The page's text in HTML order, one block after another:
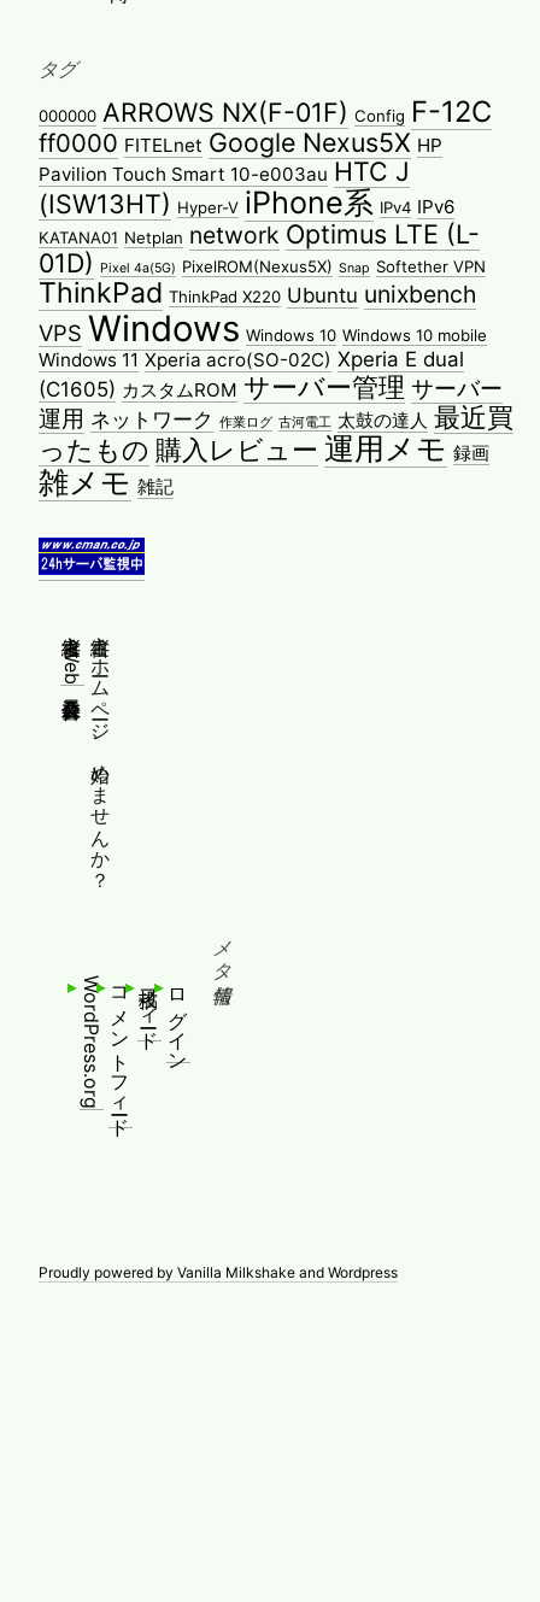
タグ
000000 ARROWS NX(F-01F) Config F-12C
ff0000 FITELnet Google Nexus5X HP
Pavilion Touch Smart 10-e003au HTC J
(ISW13HT) Hyper-V iPhone系 IPv4 IPv6
KATANA01 Netplan network Optimus LTE (L-
01D)
Pixel 4a(5G) PixelROM(Nexus5X) Snap Softether VPN
ThinkPad ThinkPad X220 Ubuntu unixbench
VPS Windows Windows 10 Windows 10 mobile
Windows 11 Xperia acro(SO-02C) Xperia E dual
(C1605) カスタムROM サーバー管理 サーバー
運用 ネットワーク 作業ログ 古河電工 太鼓の達人 最近買
ったもの 購入レビュー 運用メモ 録画
雑メモ 雑記
縦書きホームページ、始めませんか？
縦書きWeb普及委員会
メタ情報
ログイン
投稿フィード
コメントフィード
WordPress.org
Proudly powered by Vanilla Milkshake and Wordpress